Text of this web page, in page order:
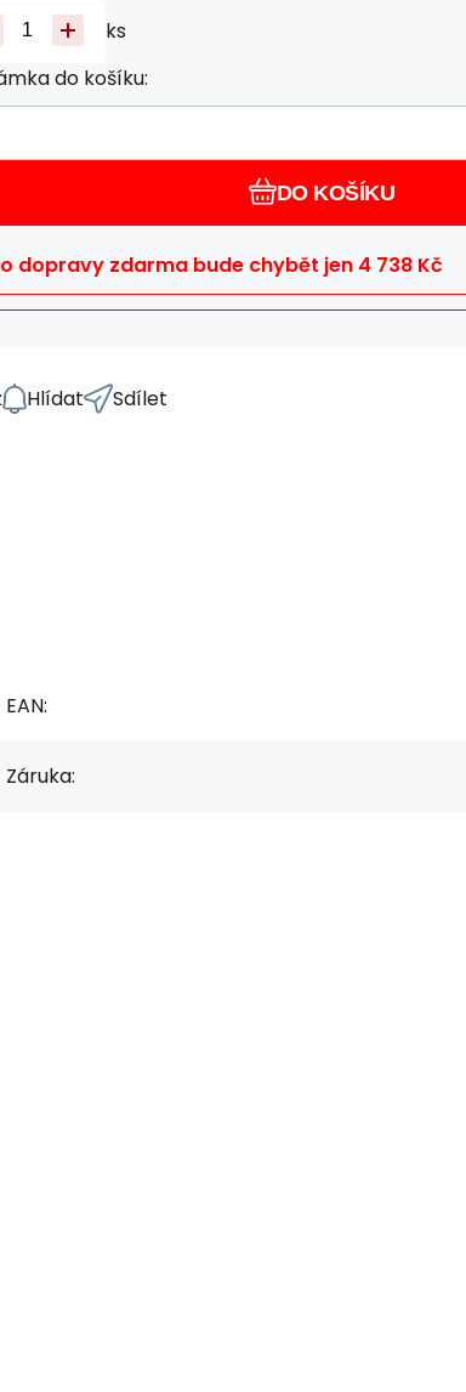
ks
do košíku:
DO KOŠÍKU
dopravy zdarma bude chybět jen 4 738 Kč
Hlídat Sdílet
EAN:
Záruka: